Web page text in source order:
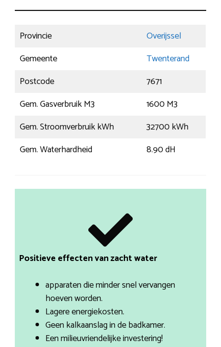
Provincie
Overijssel
Gemeente
Twenterand
Postcode
7671
Gem. Gasverbruik M3
1600 M3
Gem. Stroomverbruik kWh
32700 kWh
Gem. Waterhardheid
8.90 dH
Positieve effecten van zacht water
apparaten die minder snel vervangen
hoeven worden.
Lagere energiekosten.
Geen kalkaanslag in de badkamer.
Een milieuvriendelijke investering!